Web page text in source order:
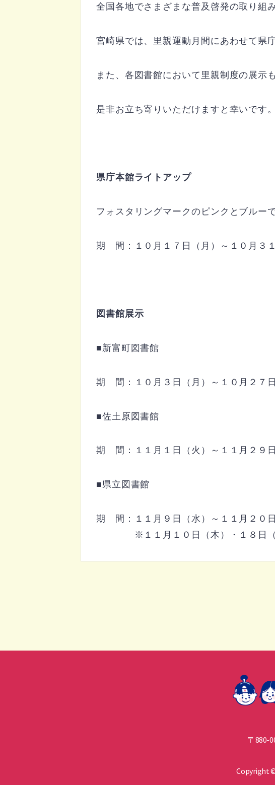
全国各地でさまざまな普及啓発の取り組
宮崎県では、里親運動月間にあわせて県
また、各図書館において里親制度の展示
是非お立ち寄りいただけますと幸いです。
県庁本館ライトアップ
フォスタリングマークのピンクとブルー
期 間：１０月１７日（月）～１０月３１
図書館展示
■新富町図書館
期 間：１０月３日（月）～１０月２７日
■佐土原図書館
期 間：１１月１日（火）～１１月２９日
■県立図書館
期 間：１１月９日（水）～１１月２０日
※１１月１０日（木）・１８日（金
〒880-
Copyright